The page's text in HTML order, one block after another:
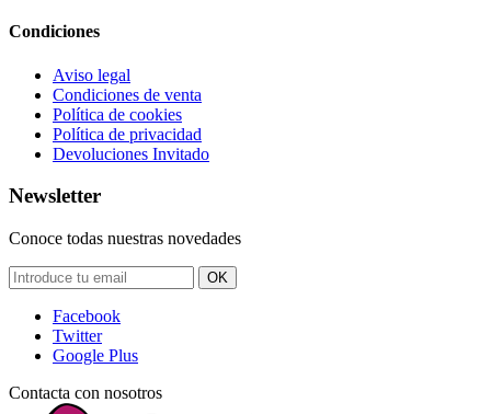
Condiciones
Aviso legal
Condiciones de venta
Política de cookies
Política de privacidad
Devoluciones Invitado
Newsletter
Conoce todas nuestras novedades
OK
Facebook
Twitter
Google Plus
Contacta con nosotros